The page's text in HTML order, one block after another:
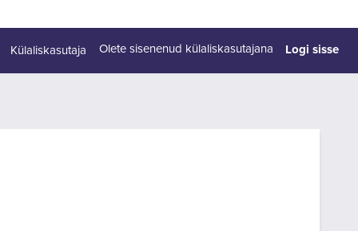
Külaliskasutaja Olete sisenenud külaliskasutajana Logi sisse